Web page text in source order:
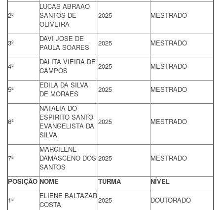
2º
LUCAS ABRAAO
SANTOS DE
OLIVEIRA
2025 MESTRADO
3º
DAVI JOSE DE
PAULA SOARES
2025 MESTRADO
4º
DALITA VIEIRA DE
CAMPOS
2025 MESTRADO
5ª
EDILA DA SILVA
DE MORAES
2025 MESTRADO
6ª
NATALIA DO
ESPIRITO SANTO
EVANGELISTA DA
SILVA
2025 MESTRADO
7ª
MARCILENE
DAMASCENO DOS
SANTOS
2025 MESTRADO
POSIÇÃO NOME TURMA
NÍVEL
1ª
ELIENE BALTAZAR
COSTA
2025 DOUTORADO